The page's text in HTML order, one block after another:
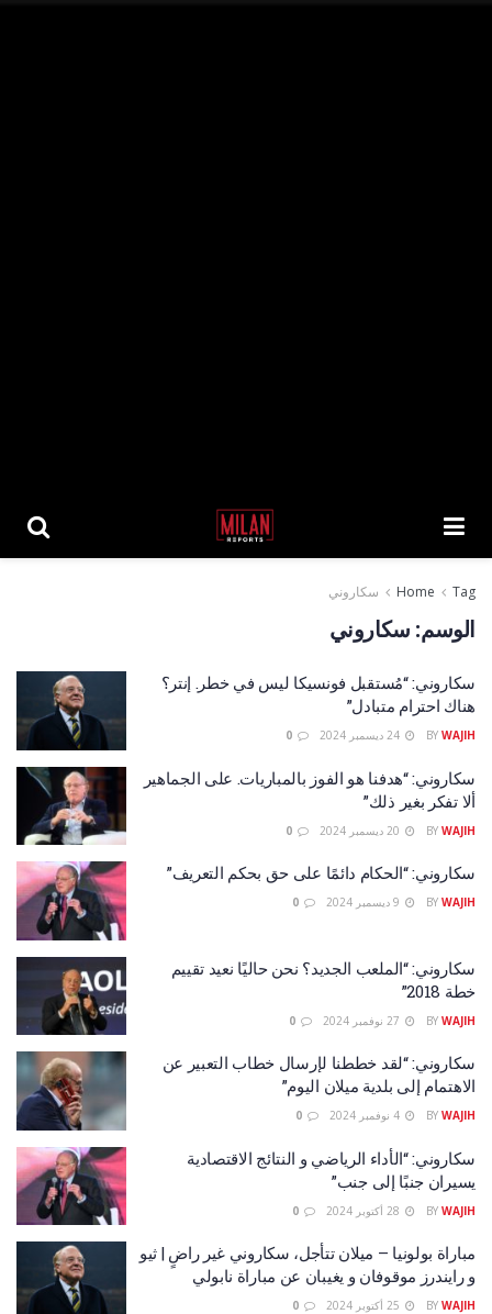
Home Tag سكاروني
الوسم: سكاروني
سكاروني: “مُستقبل فونسيكا ليس في خطر. إنتر؟
هناك احترام متبادل”
BY WAJIH
سكاروني: “هدفنا هو الفوز بالمباريات. على الجماهير
ألا تفكر بغير ذلك”
BY WAJIH
سكاروني: “الحكام دائمًا على حق بحكم التعريف”
BY WAJIH
سكاروني: “الملعب الجديد؟ نحن حاليًا نعيد تقييم
خطة 2018”
BY WAJIH
سكاروني: “لقد خططنا لإرسال خطاب التعبير عن
الاهتمام إلى بلدية ميلان اليوم”
BY WAJIH
سكاروني: “الأداء الرياضي و النتائج الاقتصادية
يسيران جنبًا إلى جنب”
BY WAJIH
مباراة بولونيا – ميلان تتأجل، سكاروني غير راضٍ | ثيو
و رايندرز موقوفان و يغيبان عن مباراة نابولي
BY WAJIH